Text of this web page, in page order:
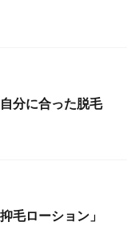
分に合った脱毛
毛ローション」